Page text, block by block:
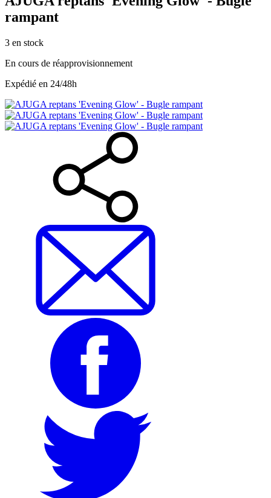
rampant
3 en stock
En cours de réapprovisionnement
Expédié en 24/48h